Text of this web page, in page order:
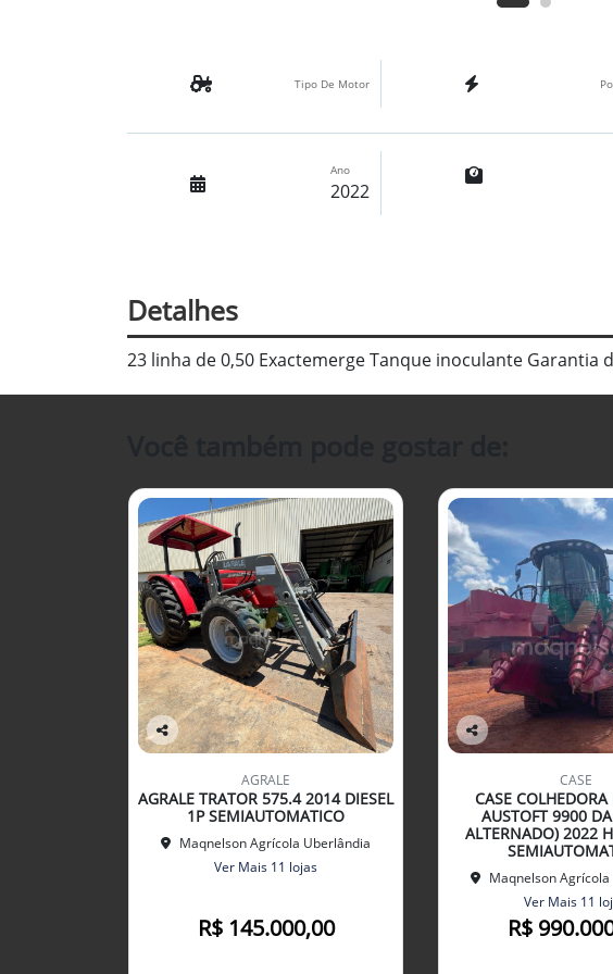
Tipo De Motor
Ano
2022
Detalhes
23 linha de 0,50 Exactemerge Tanque inoculante Garantia
Co
arti
lhe
AGRALE
AGRALE TRATOR 575.4 2014 DIESEL
1P SEMIAUTOMATICO
Maqnelson Agrícola Uberlândia
Ver Mais 11 lojas
R$ 145.000,00
Co
arti
lhe
CASE
CASE
AUSTOFT 9900
ALTERNADO) 2022
Maqnelson
Ver Mais 11
R$